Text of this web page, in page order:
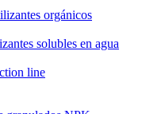
orgánicos
solubles en agua
line